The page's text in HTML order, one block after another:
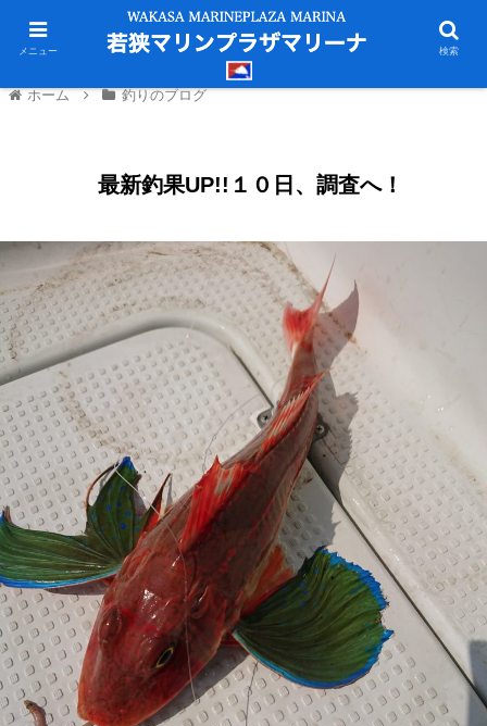
ホーム 釣りのブログ
最新釣果UP!!１０日、調査へ！
メニュー 検索